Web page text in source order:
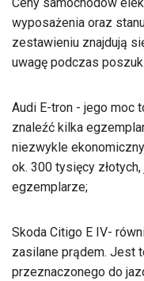
Ceny samochodów
wyposażenia oraz
zestawieniu znajdują
uwagę podczas
Audi E-tron - jego moc
znaleźć kilka
niezwykle
ok. 300 tysięcy
egzemplarze;
Skoda Citigo E IV-
zasilane prądem. Jest
przeznaczonego do